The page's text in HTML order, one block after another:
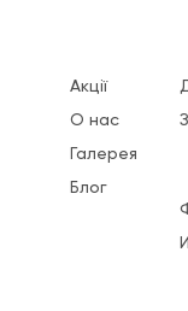
Акції
О нас
Галерея
Блог